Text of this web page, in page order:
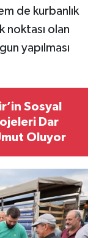
de kurbanlık
noktası olan
yapılması
Sosyal
Dar
Oluyor